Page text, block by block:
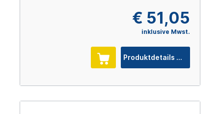
€ 51,05
inklusive Mwst.
Produktdetails